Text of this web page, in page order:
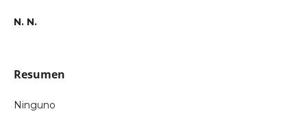
N. N.
Resumen
Ninguno